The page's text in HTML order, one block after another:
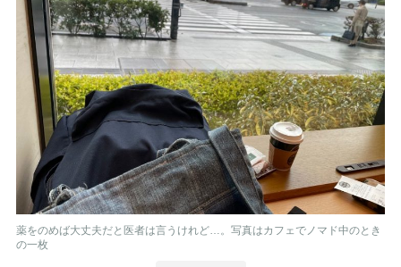
薬をのめば大丈夫だと医者は言うけれど…。写真はカフェでノマド中のとき
の一枚